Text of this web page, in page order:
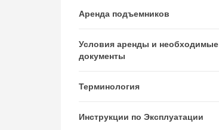
Аренда подъемников
Условия аренды и необходимые
документы
Терминология
Инструкции по Эксплуатации